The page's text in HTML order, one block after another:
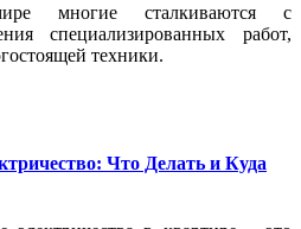
многие сталкиваются с
специализированных работ,
техники.
Что Делать и Куда